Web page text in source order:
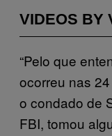
VIDEOS BY
“Pelo que
ocorreu nas
o condado de
FBI, tomou